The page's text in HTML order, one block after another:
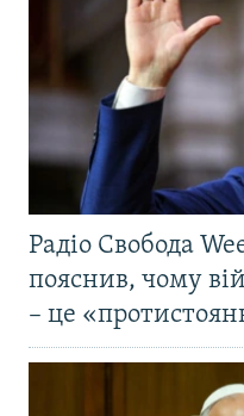
Радіо Свобода
пояснив, чому
– це